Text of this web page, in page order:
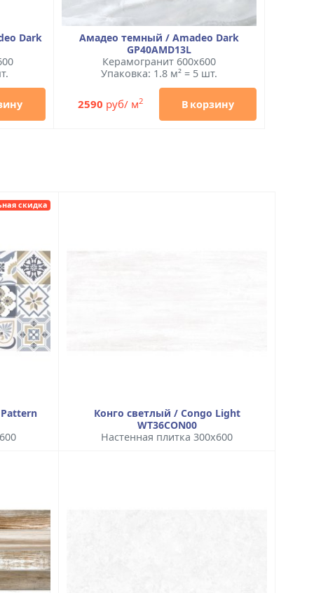
Dark
Амадео темный / Amadeo Dark
GP40AMD13L
Керамогранит 600x600
Упаковка: 1.8 м² = 5 шт.
2590 руб/ м2 В корзину
скидка
Конго светлый / Congo Light
WT36CON00
Настенная плитка 300x600